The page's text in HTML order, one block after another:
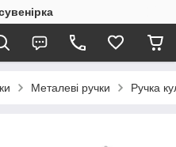
Металеві ручки Ручка